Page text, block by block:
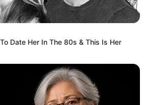
Date Her In The 80s & This Is Her